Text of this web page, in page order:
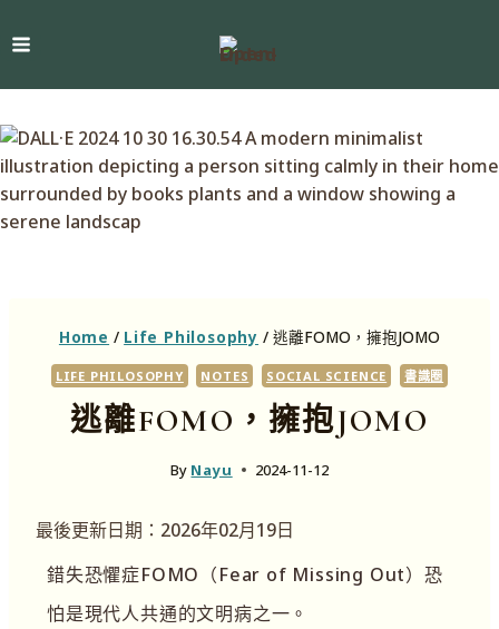
Home / Life Philosophy / 逃離FOMO，擁抱JOMO
LIFE PHILOSOPHY NOTES SOCIAL SCIENCE 書識圈
逃離FOMO，擁抱JOMO
By Nayu 2024-11-12
最後更新日期：2026年02月19日
錯失恐懼症FOMO（Fear of Missing Out）恐
怕是現代人共通的文明病之一。